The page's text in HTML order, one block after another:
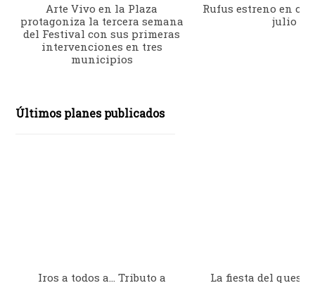
Arte Vivo en la Plaza
protagoniza la tercera semana
del Festival con sus primeras
intervenciones en tres
municipios
Rufus estreno en
julio
Últimos planes publicados
Iros a todos a… Tributo a
La fiesta del queso